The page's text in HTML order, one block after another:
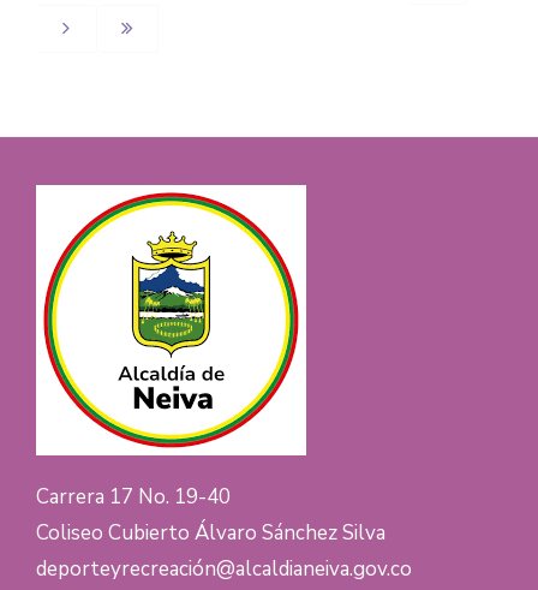
Carrera 17 No. 19-40
Coliseo Cubierto Álvaro Sánchez Silva
deporteyrecreación@alcaldianeiva.gov.co